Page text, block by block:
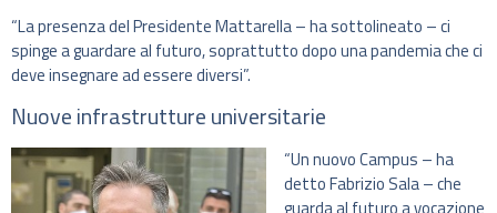
“La presenza del Presidente Mattarella – ha sottolineato – ci
spinge a guardare al futuro, soprattutto dopo una pandemia che ci
deve insegnare ad essere diversi”.
Nuove infrastrutture universitarie
“Un nuovo Campus – ha
detto Fabrizio Sala – che